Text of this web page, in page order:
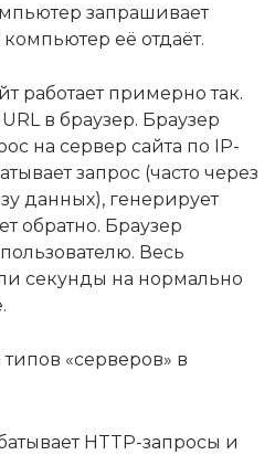
запрашивает
её отдаёт.
работает примерно так.
в браузер. Браузер
на сервер сайта по IP-
запрос (часто через
данных), генерирует
обратно. Браузер
Весь
секунды на нормально
«серверов» в
HTTP-запросы и